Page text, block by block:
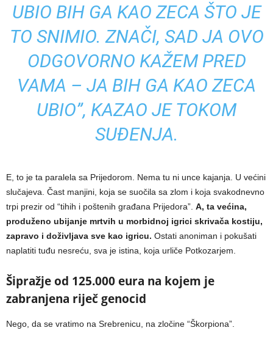
UBIO BIH GA KAO ZECA ŠTO JE
TO SNIMIO. ZNAČI, SAD JA OVO
ODGOVORNO KAŽEM PRED
VAMA – JA BIH GA KAO ZECA
UBIO”, KAZAO JE TOKOM
SUĐENJA.
E, to je ta paralela sa Prijedorom. Nema tu ni unce kajanja. U većini
slučajeva. Čast manjini, koja se suočila sa zlom i koja svakodnevno
trpi prezir od “tihih i poštenih građana Prijedora”. A, ta većina,
produženo ubijanje mrtvih u morbidnoj igrici skrivača kostiju,
zapravo i doživljava sve kao igricu. Ostati anoniman i pokušati
naplatiti tuđu nesreću, sva je istina, koja urliče Potkozarjem.
Šipražje od 125.000 eura na kojem je
zabranjena riječ genocid
Nego, da se vratimo na Srebrenicu, na zločine “Škorpiona”.